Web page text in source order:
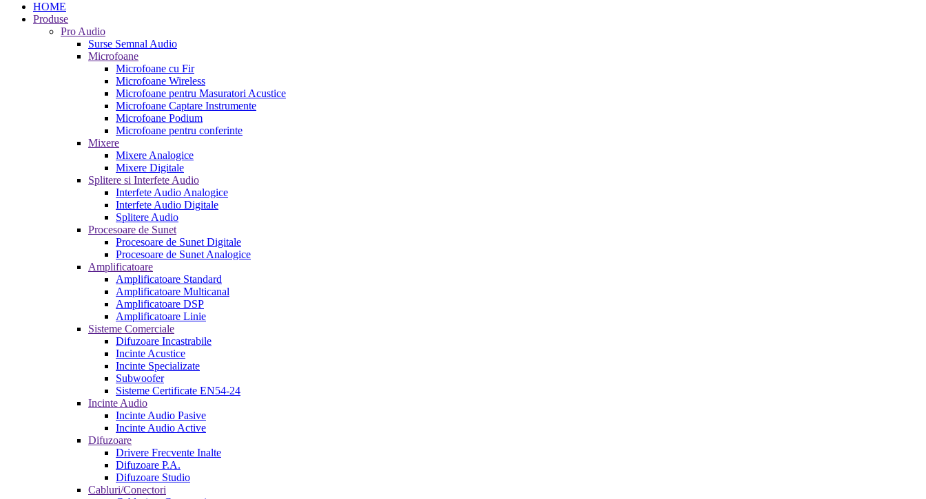
HOME
Produse
Pro Audio
Surse Semnal Audio
Microfoane
Microfoane cu Fir
Microfoane Wireless
Microfoane pentru Masuratori Acustice
Microfoane Captare Instrumente
Microfoane Podium
Microfoane pentru conferinte
Mixere
Mixere Analogice
Mixere Digitale
Splitere si Interfete Audio
Interfete Audio Analogice
Interfete Audio Digitale
Splitere Audio
Procesoare de Sunet
Procesoare de Sunet Digitale
Procesoare de Sunet Analogice
Amplificatoare
Amplificatoare Standard
Amplificatoare Multicanal
Amplificatoare DSP
Amplificatoare Linie
Sisteme Comerciale
Difuzoare Incastrabile
Incinte Acustice
Incinte Specializate
Subwoofer
Sisteme Certificate EN54-24
Incinte Audio
Incinte Audio Pasive
Incinte Audio Active
Difuzoare
Drivere Frecvente Inalte
Difuzoare P.A.
Difuzoare Studio
Cabluri/Conectori